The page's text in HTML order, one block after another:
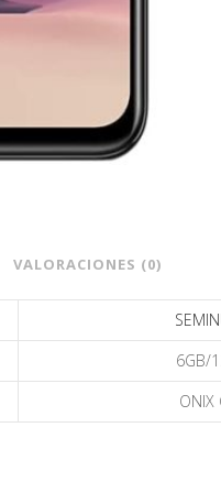
VALORACIONES (0)
6GB/
ONIX